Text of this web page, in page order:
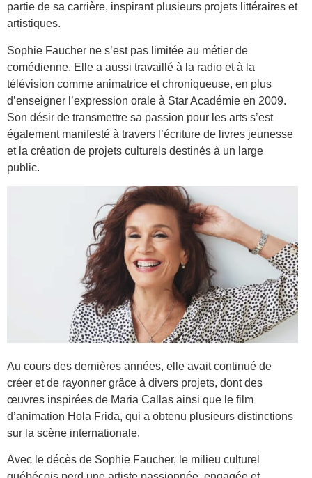
partie de sa carrière, inspirant plusieurs projets littéraires et
artistiques.
Sophie Faucher ne s’est pas limitée au métier de
comédienne. Elle a aussi travaillé à la radio et à la
télévision comme animatrice et chroniqueuse, en plus
d’enseigner l’expression orale à Star Académie en 2009.
Son désir de transmettre sa passion pour les arts s’est
également manifesté à travers l’écriture de livres jeunesse
et la création de projets culturels destinés à un large
public.
Au cours des dernières années, elle avait continué de
créer et de rayonner grâce à divers projets, dont des
œuvres inspirées de Maria Callas ainsi que le film
d’animation Hola Frida, qui a obtenu plusieurs distinctions
sur la scène internationale.
Avec le décès de Sophie Faucher, le milieu culturel